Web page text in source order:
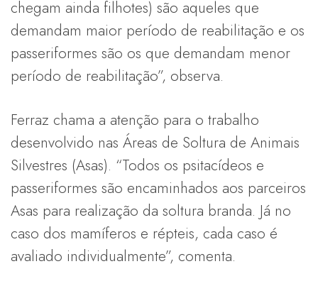
chegam ainda filhotes) são aqueles que
demandam maior período de reabilitação e os
passeriformes são os que demandam menor
período de reabilitação”, observa.
Ferraz chama a atenção para o trabalho
desenvolvido nas Áreas de Soltura de Animais
Silvestres (Asas). “Todos os psitacídeos e
passeriformes são encaminhados aos parceiros
Asas para realização da soltura branda. Já no
caso dos mamíferos e répteis, cada caso é
avaliado individualmente”, comenta.